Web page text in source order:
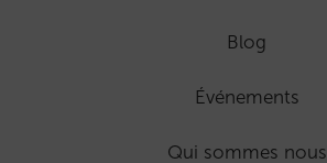
Blog
Événements
Qui sommes nous